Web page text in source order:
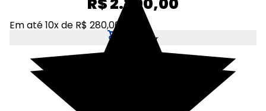
Em até 10x de R$ 280,00
Adicionar